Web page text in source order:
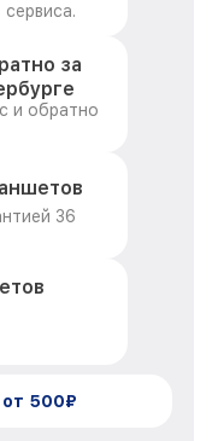
за
и обратно
36
от 500₽